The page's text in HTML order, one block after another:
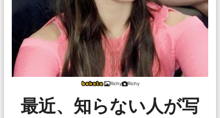
Richy Richy
最近、知らない人が写